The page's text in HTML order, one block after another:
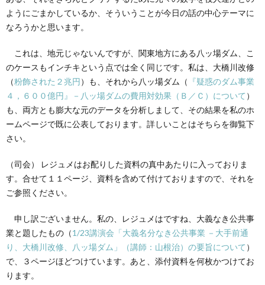
ようにごまかしているか、そういうことが今日の話の中心テーマに
なろうかと思います。
これは、地元じゃないんですが、関東地方にある八ッ場ダム、こ
のケースもインチキという点では全く同じです。私は、大橋川改修
（粉飾された２兆円）も、それから八ッ場ダム（ 『疑惑のダム事業
４，６００億円』－八ッ場ダムの費用対効果（Ｂ／Ｃ）について ）
も、両方とも膨大な元のデータを分析しまして、その結果を私のホ
ームページで既に公表しております。詳しいことはそちらを御覧下
さい。
（司会） レジュメはお配りした資料の真中あたりに入っておりま
す。合せて１１ページ、資料を含めて付けておりますので、それを
ご参照ください。
申し訳ございません。私の、レジュメはですね、大義なき公共事
業と題したもの（1/23講演会「大義名分なき公共事業 －大手前通
り、大橋川改修、八ッ場ダム」（講師：山根治）の要旨について ）
で、３ページほどつけています。あと、添付資料を何枚かつけてお
ります。